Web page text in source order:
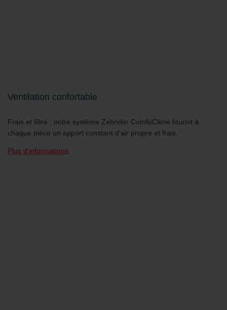
Ventilation confortable
Frais et filtré : notre système Zehnder ComfoClime fournit à
chaque pièce un apport constant d'air propre et frais.
Plus d'informations